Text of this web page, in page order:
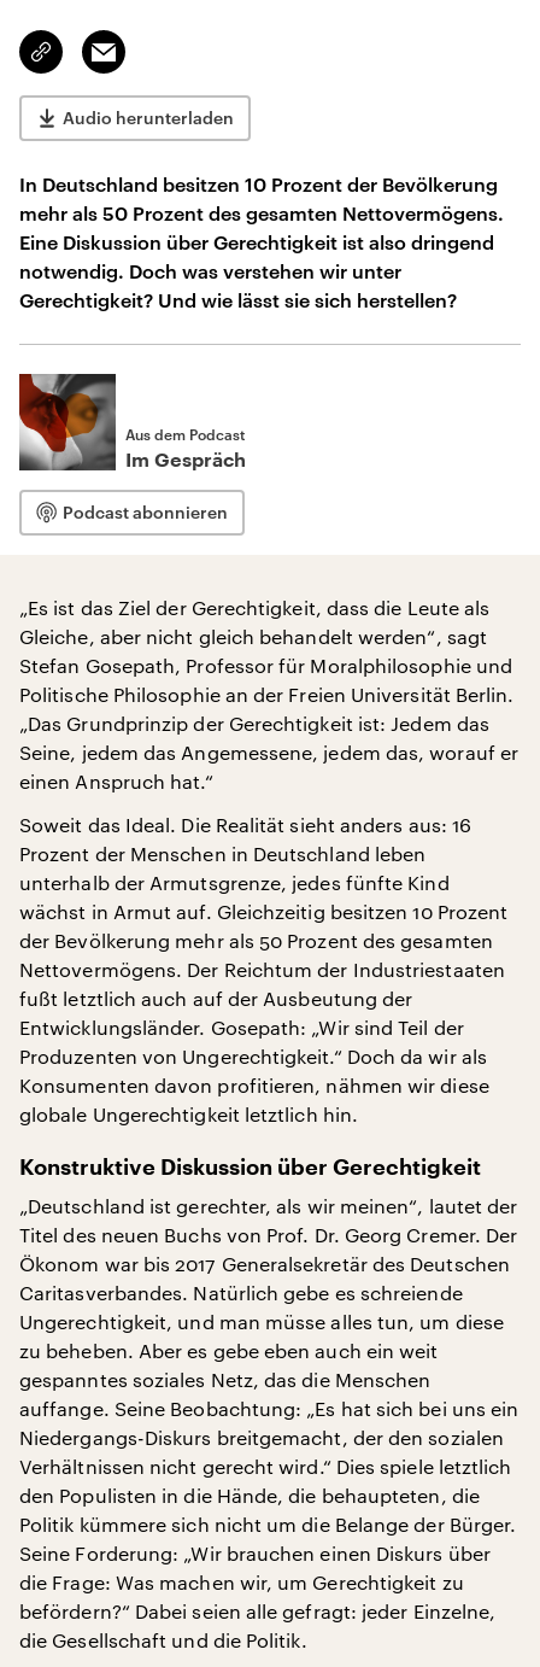
Link
kopieren/teilen
Email
Audio herunterladen
In Deutschland besitzen 10 Prozent der Bevölkerung
mehr als 50 Prozent des gesamten Nettovermögens.
Eine Diskussion über Gerechtigkeit ist also dringend
notwendig. Doch was verstehen wir unter
Gerechtigkeit? Und wie lässt sie sich herstellen?
Aus dem Podcast
Im Gespräch
Podcast abonnieren
„Es ist das Ziel der Gerechtigkeit, dass die Leute als
Gleiche, aber nicht gleich behandelt werden“, sagt
Stefan Gosepath, Professor für Moralphilosophie und
Politische Philosophie an der Freien Universität Berlin.
„Das Grundprinzip der Gerechtigkeit ist: Jedem das
Seine, jedem das Angemessene, jedem das, worauf er
einen Anspruch hat.“
Soweit das Ideal. Die Realität sieht anders aus: 16
Prozent der Menschen in Deutschland leben
unterhalb der Armutsgrenze, jedes fünfte Kind
wächst in Armut auf. Gleichzeitig besitzen 10 Prozent
der Bevölkerung mehr als 50 Prozent des gesamten
Nettovermögens. Der Reichtum der Industriestaaten
fußt letztlich auch auf der Ausbeutung der
Entwicklungsländer. Gosepath: „Wir sind Teil der
Produzenten von Ungerechtigkeit.“ Doch da wir als
Konsumenten davon profitieren, nähmen wir diese
globale Ungerechtigkeit letztlich hin.
Konstruktive Diskussion über Gerechtigkeit
„Deutschland ist gerechter, als wir meinen“, lautet der
Titel des neuen Buchs von Prof. Dr. Georg Cremer. Der
Ökonom war bis 2017 Generalsekretär des Deutschen
Caritasverbandes. Natürlich gebe es schreiende
Ungerechtigkeit, und man müsse alles tun, um diese
zu beheben. Aber es gebe eben auch ein weit
gespanntes soziales Netz, das die Menschen
auffange. Seine Beobachtung: „Es hat sich bei uns ein
Niedergangs-Diskurs breitgemacht, der den sozialen
Verhältnissen nicht gerecht wird.“ Dies spiele letztlich
den Populisten in die Hände, die behaupteten, die
Politik kümmere sich nicht um die Belange der Bürger.
Seine Forderung: „Wir brauchen einen Diskurs über
die Frage: Was machen wir, um Gerechtigkeit zu
befördern?“ Dabei seien alle gefragt: jeder Einzelne,
die Gesellschaft und die Politik.